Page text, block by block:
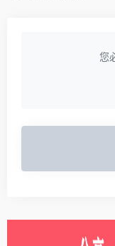
您